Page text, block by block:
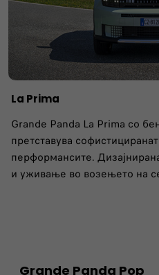
La Prima
Grande Panda La Prima со
претставува
перформансите.
и уживање во возењето на
Grande Panda Pop